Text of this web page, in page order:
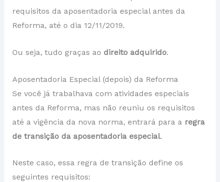
requisitos da aposentadoria especial antes da
Reforma, até o dia 12/11/2019.
Ou seja, tudo graças ao direito adquirido.
Aposentadoria Especial (depois) da Reforma
Se você já trabalhava com atividades especiais
antes da Reforma, mas não reuniu os requisitos
até a vigência da nova norma, entrará para a regra
de transição da aposentadoria especial.
Neste caso, essa regra de transição define os
seguintes requisitos: